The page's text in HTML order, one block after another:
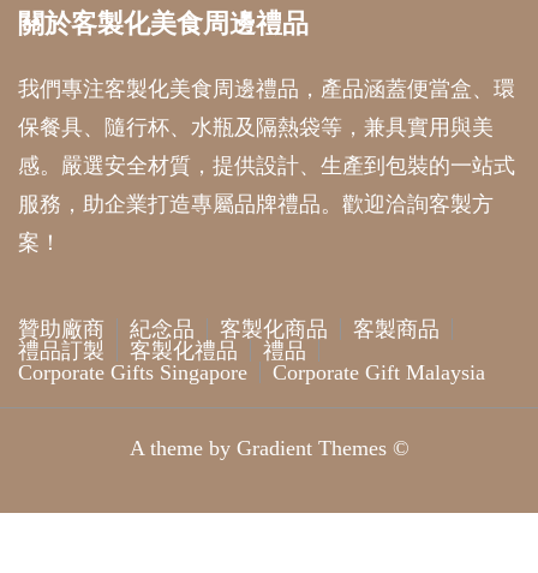
關於客製化美食周邊禮品
我們專注客製化美食周邊禮品，產品涵蓋便當盒、環
保餐具、隨行杯、水瓶及隔熱袋等，兼具實用與美
感。嚴選安全材質，提供設計、生產到包裝的一站式
服務，助企業打造專屬品牌禮品。歡迎洽詢客製方
案！
贊助廠商 紀念品 客製化商品
客製商品
禮品訂製
客製化禮品
禮品
Corporate Gifts Singapore
Corporate Gift Malaysia
A theme by Gradient Themes ©